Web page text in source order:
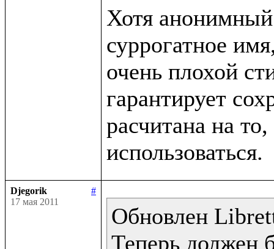
Хотя анонимный
суррогатное
очень плохой
гарантирует
расчитана на
Djegorik
#
17 мая 2011
Обновлен
Теперь должен